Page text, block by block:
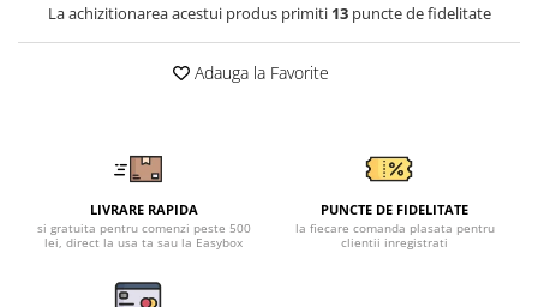
Pantaloni de lucru
Pantaloni de lucru in talie
Jachete pentru sudura
La achizitionarea acestui produs primiti 13puncte de fidelitate
Adauga la Favorite
LIVRARE RAPIDA
si gratuita pentru comenzi peste 500
lei, direct la usa ta sau la Easybox
PUNCTE DE FIDELITATE
la fiecare comanda plasata pentru
clientii inregistrati